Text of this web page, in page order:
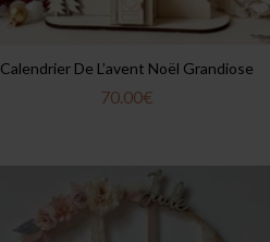
Calendrier De L’avent Noël Grandiose
70.00€